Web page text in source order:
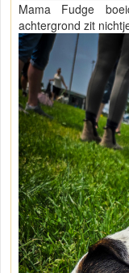
Mama Fudge
achtergrond zit